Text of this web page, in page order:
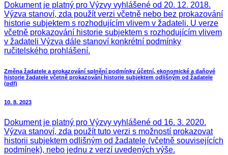
Dokument je platný pro Výzvy vyhlášené od 20. 12. 2018.
Výzva stanoví, zda použít verzi včetně nebo bez prokazování
historie subjektem s rozhodujícím vlivem v žadateli. U verze
včetně prokazování historie subjektem s rozhodujícím vlivem
v žadateli Výzva dále stanoví konkrétní podmínky
ručitelského prohlášení.
Změna žadatele a prokazování splnění podmínky účetní, ekonomické a daňové
historie žadatele včetně prokazování historie subjektem odlišným od žadatele
(pdf)
10. 8. 2023
Dokument je platný pro Výzvy vyhlášené od 16. 3. 2020.
Výzva stanoví, zda použít tuto verzi s možností prokazovat
historii subjektem odlišným od žadatele (včetně souvisejících
podmínek), nebo jednu z verzí uvedených výše.